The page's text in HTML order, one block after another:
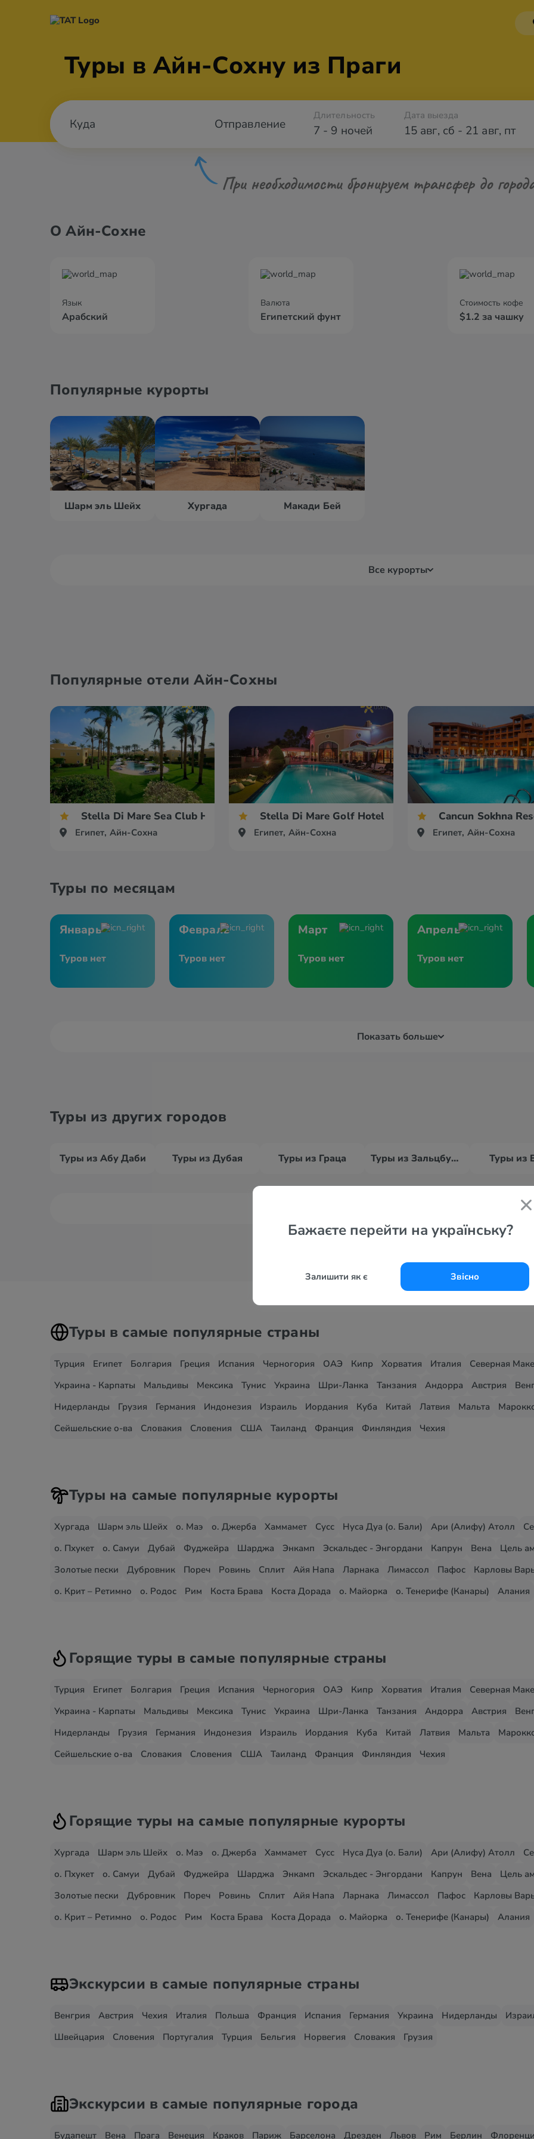
Бажаєте перейти на українську?
Залишити як є Звісно
Туры в Айн-Сохну из Праги
Отправление 7 - 9 ночей
Длительность Дата выезда
15 авг, сб - 21 авг, пт
При необходимости бронируем трансфер до
О Айн-Сохне
Язык
Арабский
Валюта
Египетский фунт
Стоимость кофе
$1.2 за чашку
Популярные курорты
Шарм эль Шейх Хургада Макади Бей
Все курорты
Популярные отели Айн-Сохны
Stella Di Mare Sea Club Hotel
Египет, Айн-Сохна
Stella Di Mare Golf Hotel
Египет, Айн-Сохна
Cancun Sokhna
Египет, Айн-Сохна
Туры по месяцам
Январь
Туров нет
Февраль
Туров нет
Март
Туров нет
Апрель
Туров нет
Показать больше
Туры из других городов
Туры из Абу Даби Туры из Дубая Туры из Граца Туры из Зальцбурга Туры из
Туры в самые популярные страны
Турция Египет Болгария Греция Испания Черногория ОАЭ Кипр Хорватия Италия
Северная
Украина - Карпаты
Мальдивы Мексика Тунис Украина Шри-Ланка Танзания Андорра Австрия
Нидерланды
Грузия Германия Индонезия Израиль Иордания Куба Китай Латвия Мальта
Сейшельские о-ва
Словакия Словения США Таиланд Франция Финляндия Чехия
Туры на самые популярные курорты
Хургада Шарм эль Шейх о. Маэ о. Джерба Хаммамет Сусс Нуса Дуа (о. Бали) Ари (Алифу) Атолл
о. Пхукет
о. Самуи Дубай Фуджейра Шарджа Энкамп Эскальдес - Энгордани Капрун Вена
Цель
Золотые пески
Дубровник Пореч Ровинь Сплит Айя Напа Ларнака Лимассол Пафос
Карловы
о. Крит – Ретимно
о. Родос Рим Коста Брава Коста Дорада о. Майорка о. Тенерифе (Канары) Алания
Горящие туры в самые популярные страны
Турция Египет Болгария Греция Испания Черногория ОАЭ Кипр Хорватия Италия
Северная
Украина - Карпаты
Мальдивы Мексика Тунис Украина Шри-Ланка Танзания Андорра Австрия
Нидерланды
Грузия Германия Индонезия Израиль Иордания Куба Китай Латвия Мальта
Сейшельские о-ва
Словакия Словения США Таиланд Франция Финляндия Чехия
Горящие туры на самые популярные курорты
Хургада Шарм эль Шейх о. Маэ о. Джерба Хаммамет Сусс Нуса Дуа (о. Бали) Ари (Алифу) Атолл
о. Пхукет
о. Самуи Дубай Фуджейра Шарджа Энкамп Эскальдес - Энгордани Капрун Вена
Цель
Золотые пески
Дубровник Пореч Ровинь Сплит Айя Напа Ларнака Лимассол Пафос
Карловы
о. Крит – Ретимно
о. Родос Рим Коста Брава Коста Дорада о. Майорка о. Тенерифе (Канары) Алания
Экскурсии в самые популярные страны
Венгрия Австрия Чехия Италия Польша Франция Испания Германия Украина Нидерланды
Швейцария
Словения Португалия Турция Бельгия Норвегия Словакия Грузия
Экскурсии в самые популярные города
Будапешт Вена Прага Венеция Краков Париж Барселона Дрезден Львов Рим Берлин